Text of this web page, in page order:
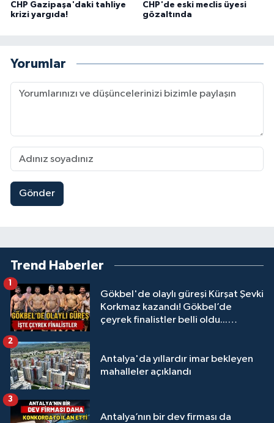
CHP Gazipaşa'daki tahliye
krizi yargıda!
CHP'de eski meclis üyesi
gözaltında
Yorumlar
Gönder
Trend Haberler
Gökbel'de olaylı güreşi Kürşat Şevki
Korkmaz kazandı! Gökbel’de
çeyrek finalistler belli oldu...
1
Antalya'da yıllardır imar bekleyen
mahalleler açıklandı
2
Antalya’nın bir dev firması da
3